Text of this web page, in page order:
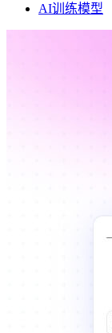
AI训练模型